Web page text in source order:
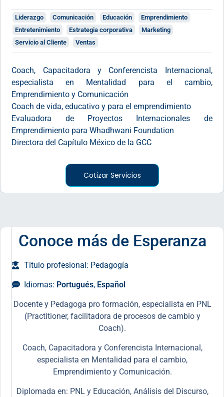
Liderazgo Comunicación Educación
Emprendimiento
Entretenimiento
Estrategia corporativa
Marketing
Servicio al Cliente
Ventas
Coach, Capacitadora y Conferencista Internacional,
especialista en Mentalidad para el cambio,
Emprendimiento y Comunicación
Coach de vida, educativo y para el emprendimiento
Evaluadora de Proyectos Internacionales de
Emprendimiento para Whadhwani Foundation
Directora del Capítulo México de la GCC
Cotizar Servicios
Conoce más de Esperanza
Titulo profesional: Pedagogía
Idiomas: Portugués, Español
Docente y Pedagoga pro formación, especialista en PNL
(Practitioner, facilitadora de procesos de cambio y
Coach).
Coach, Capacitadora y Conferencista Internacional,
especialista en Mentalidad para el cambio,
Emprendimiento y Comunicación.
Diplomada en: PNL y Educación, Análisis del Discurso,